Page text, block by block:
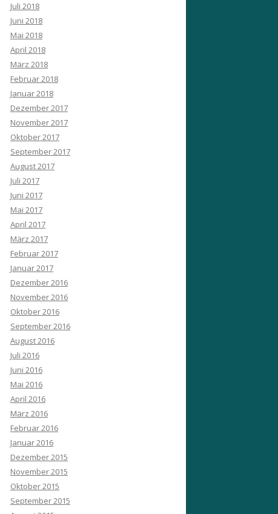
Juli 2018
Juni 2018
Mai 2018
April 2018
März 2018
Februar 2018
Januar 2018
Dezember 2017
November 2017
Oktober 2017
September 2017
August 2017
Juli 2017
Juni 2017
Mai 2017
April 2017
März 2017
Februar 2017
Januar 2017
Dezember 2016
November 2016
Oktober 2016
September 2016
August 2016
Juli 2016
Juni 2016
Mai 2016
April 2016
März 2016
Februar 2016
Januar 2016
Dezember 2015
November 2015
Oktober 2015
September 2015